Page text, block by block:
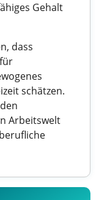
Gehalt
dass
schätzen.
Arbeitswelt